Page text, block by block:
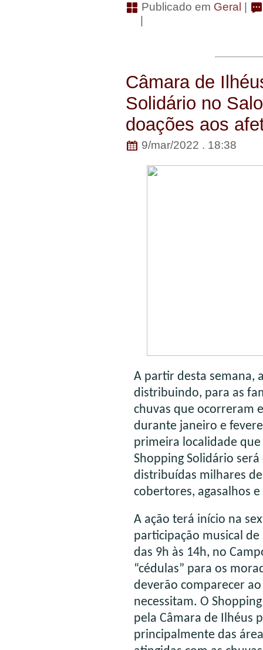
Publicado em Geral
Câmara de
Solidário no
doações aos
9/mar/2022 . 18:38
A partir desta semana,
distribuindo, para as
chuvas que ocorreram
durante janeiro e
primeira localidade
Shopping Solidário
distribuídas milhares
cobertores, agasalhos
A ação terá início na
participação musical
das 9h às 14h, no
“cédulas” para os
deverão comparecer
necessitam. O
pela Câmara de Ilhéus
principalmente das